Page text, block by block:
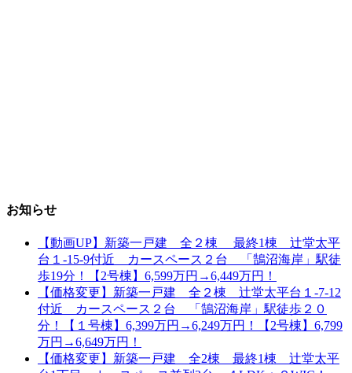
お知らせ
【動画UP】新築一戸建 全２棟 最終1棟 辻堂太平
台１-15-9付近 カースペース２台 「鵠沼海岸」駅徒
歩19分！【2号棟】6,599万円→6,449万円！
【価格変更】新築一戸建 全２棟 辻堂太平台１-7-12
付近 カースペース２台 「鵠沼海岸」駅徒歩２０
分！【１号棟】6,399万円→6,249万円！【2号棟】6,799
万円→6,649万円！
【価格変更】新築一戸建 全2棟 最終1棟 辻堂太平